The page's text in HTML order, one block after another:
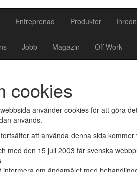
Entreprenad Produkter
Jobb Magazin Off Work
cookies
använder cookies för att göra
används.
att använda denna sida
med den 15 juli 2003 får svenska